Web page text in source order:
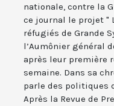
nationale, contre la
ce journal le projet "
réfugiés de Grande
l’Aumônier général
après leur première
semaine. Dans sa
parle des politiques
Après la Revue de